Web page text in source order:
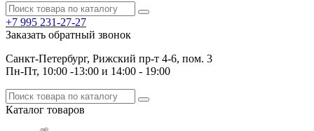
+7 995 231-27-27
Заказать обратный звонок
Санкт-Петербург, Рижский пр-т 4-6, пом. 3
Пн-Пт, 10:00 -13:00 и 14:00 - 19:00
Каталог товаров